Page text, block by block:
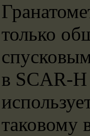
только
в SCAR-
таковому